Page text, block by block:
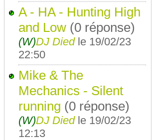
A - HA - Hunting High
and Low (0 réponse)
(W)DJ Died le 19/02/23
22:50
Mike & The
Mechanics - Silent
running (0 réponse)
(W)DJ Died le 19/02/23
12:13